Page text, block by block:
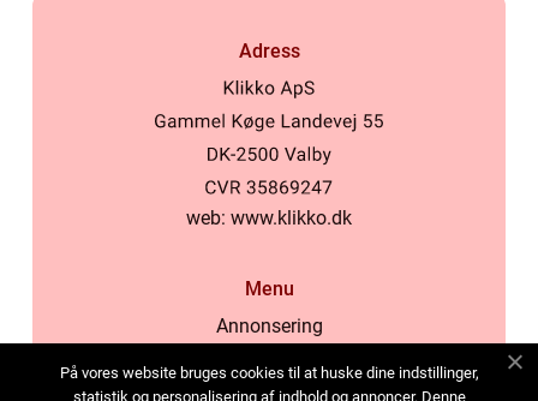
Adress
web: www.klikko.dk
Menu
Annonsering
Cookies
På vores website bruges cookies til at huske dine indstillinger,
statistik og personalisering af indhold og annoncer. Denne